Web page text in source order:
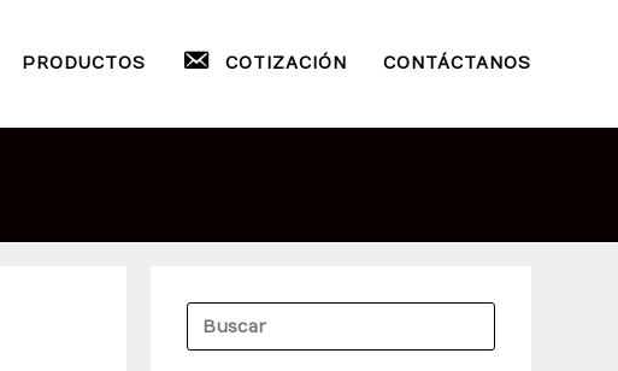
PRODUCTOS COTIZACIÓN CONTÁCTANOS